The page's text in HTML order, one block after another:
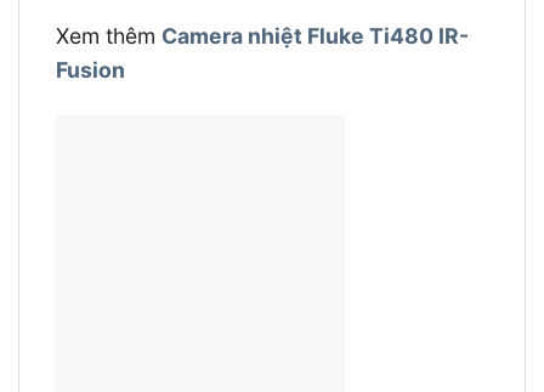
Xem thêm Camera nhiệt Fluke Ti480 IR-
Fusion